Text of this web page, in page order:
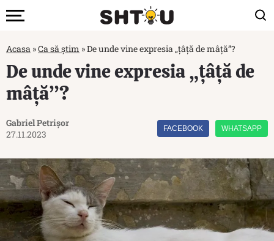
Acasa »Ca să știm »De unde vine expresia „țâță de mâță”?
De unde vine expresia „țâță de
mâță”?
Gabriel Petrișor
27.11.2023
FACEBOOK WHATSAPP